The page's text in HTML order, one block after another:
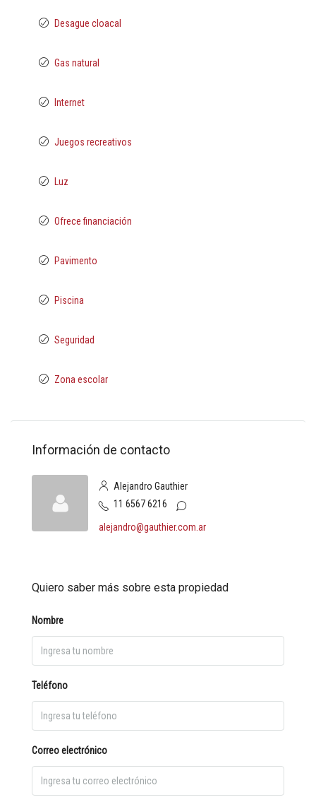
Desague cloacal
Gas natural
Internet
Juegos recreativos
Luz
Ofrece financiación
Pavimento
Piscina
Seguridad
Zona escolar
Información de contacto
Alejandro Gauthier
11 6567 6216
alejandro@gauthier.com.ar
Quiero saber más sobre esta propiedad
Nombre
Teléfono
Correo electrónico